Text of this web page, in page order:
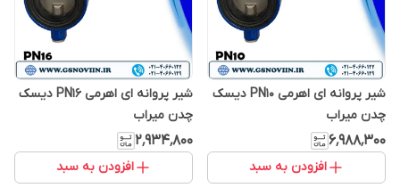
شیر پروانه ای اهرمی PN10 دیسک
چدن میراب
۶٬۹۸۸٬۳۰۰
افزودن به سبد
شیر پروانه ای اهرمی PN16 دیسک
چدن میراب
۲٬۹۳۴٬۸۰۰
افزودن به سبد